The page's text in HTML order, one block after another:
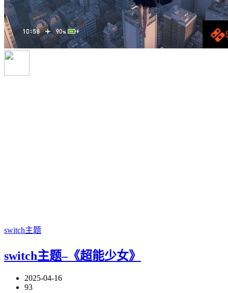
switch主题
switch主题–《超能少女》
2025-04-16
93